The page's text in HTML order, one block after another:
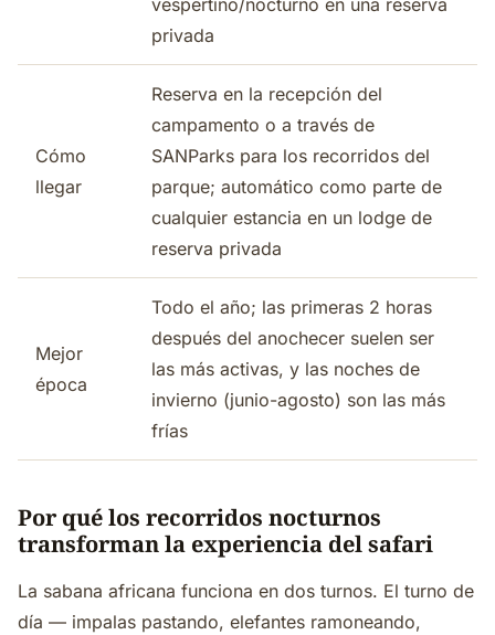
vespertino/nocturno en una reserva
privada
Cómo
llegar
Reserva en la recepción del
campamento o a través de
SANParks para los recorridos del
parque; automático como parte de
cualquier estancia en un lodge de
reserva privada
Mejor
época
Todo el año; las primeras 2 horas
después del anochecer suelen ser
las más activas, y las noches de
invierno (junio-agosto) son las más
frías
Por qué los recorridos nocturnos
transforman la experiencia del safari
La sabana africana funciona en dos turnos. El turno de
día — impalas pastando, elefantes ramoneando,